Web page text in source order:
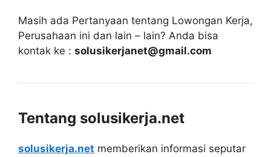
Masih ada Pertanyaan tentang Lowongan Kerja,
Perusahaan ini dan lain – lain? Anda bisa
kontak ke : solusikerjanet@gmail.com
Tentang solusikerja.net
solusikerja.net memberikan informasi seputar